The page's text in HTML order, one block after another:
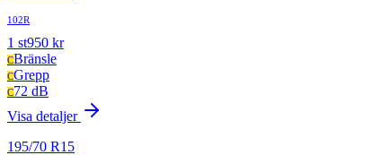
102R
1 st950 kr
CBränsle
CGrepp
C72 dB
Visa detaljer
195/70 R15